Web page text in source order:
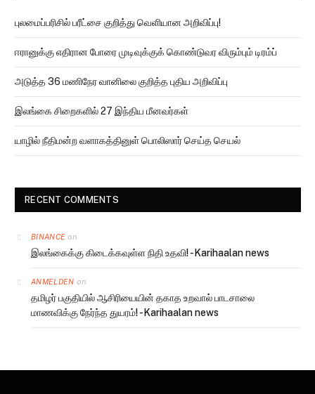
புலமைப்பரிசில் பரீட்சை குறித்து வெளியான அறிவிப்பு!
ஈரானுக்கு எதிரான போரை முடிவுக்குக் கொண்டுவர விரும்பும் டிரம்ப்
அடுத்த 36 மணிநேர வானிலை குறித்த புதிய அறிவிப்பு
இலங்கை சிறைகளில் 27 இந்திய மீனவர்கள்
யாழில் நீதிமன்ற வளாகத்தினுள் பொலிஸார் செய்த செயல்
RECENT COMMENTS
BINANCE on
இலங்கைக்கு கிடைக்கவுள்ள நிதி உதவி! -Karihaalan news
ANMELDEN on
தமிழர் பகுதியில் ஆசிரியையின் தகாத உறவால் பாடசாலை
மாணவிக்கு நேர்ந்த துயரம்! -Karihaalan news